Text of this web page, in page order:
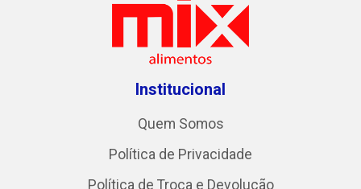
Institucional
Quem Somos
Política de Privacidade
Política de Troca e Devolução